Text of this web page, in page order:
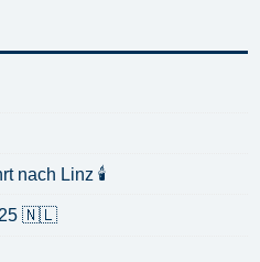
nach Linz 🕯️
🇳🇱